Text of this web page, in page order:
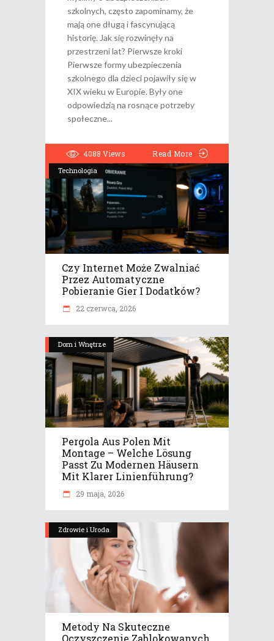
szkolnych, często zapominamy, że
mają one długą i fascynującą
historię. Jak się rozwinęły na
przestrzeni lat? Pierwsze kroki
Pierwsze formy ubezpieczenia
szkolnego dla dzieci pojawiły się w
XIX wieku w Europie. Były one
odpowiedzią na rosnące potrzeby
społeczne
4088 Views Read More
Technologia
Czy Internet Może Zwalniać
Przez Automatyczne
Pobieranie Gier I Dodatków?
22 czerwca, 2026
Dom i Wnętrze
Pergola Aus Polen Mit
Montage – Welche Lösung
Passt Zu Modernen Häusern
Mit Klarer Linienführung?
29 maja, 2026
Zdrowie i Uroda
Metody Na Skuteczne